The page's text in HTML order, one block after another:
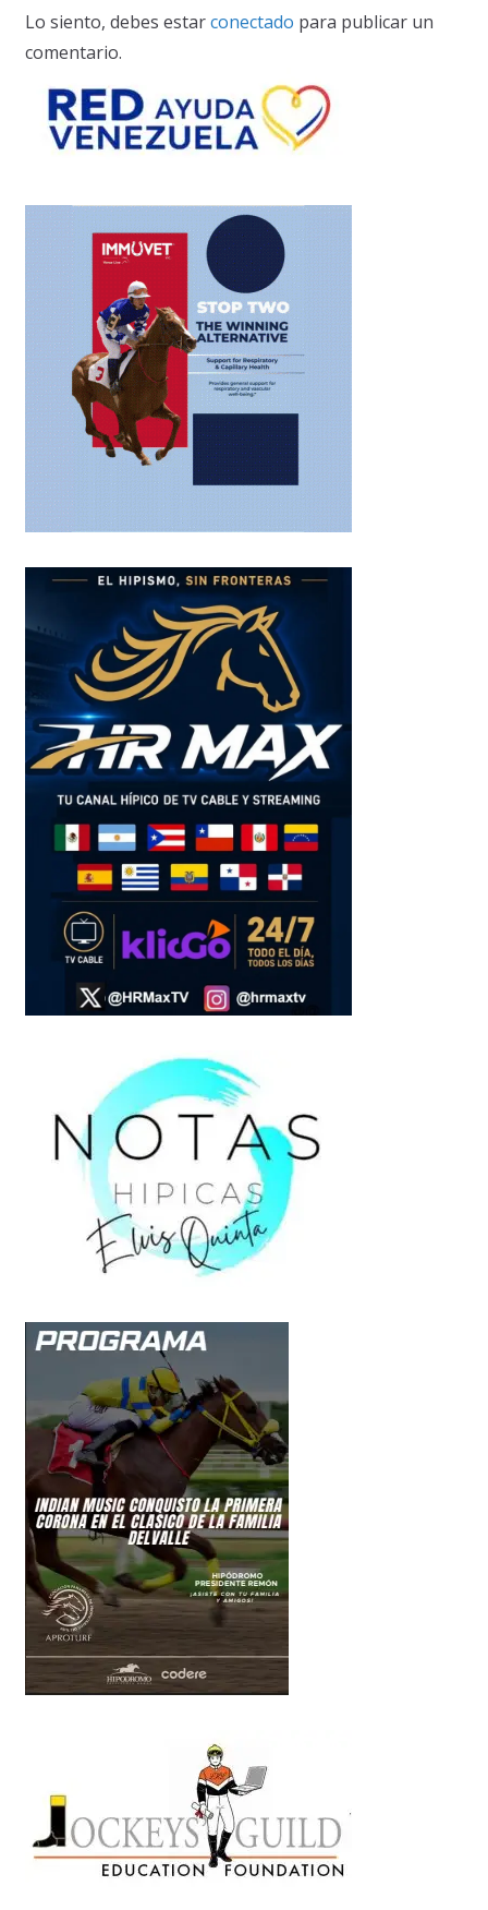
Lo siento, debes estarconectado para publicar un
comentario.